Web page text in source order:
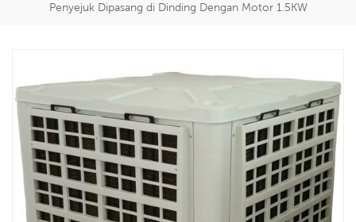
Penyejuk Dipasang di Dinding Dengan Motor 1.5KW